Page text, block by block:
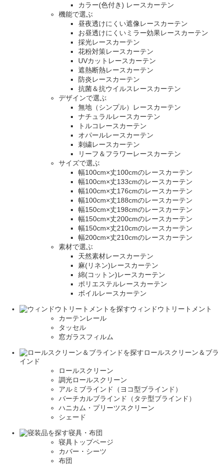
カラー(色付き) レースカーテン
機能で選ぶ
昼夜透けにくい遮像レースカーテン
お昼透けにくいミラー効果レースカーテン
採光レースカーテン
花粉対策レースカーテン
UVカットレースカーテン
遮熱断熱レースカーテン
防炎レースカーテン
抗菌＆抗ウイルスレースカーテン
デザインで選ぶ
無地（シンプル）レースカーテン
ナチュラルレースカーテン
トルコレースカーテン
オパールレースカーテン
刺繍レースカーテン
リーフ＆フラワーレースカーテン
サイズで選ぶ
幅100cm×丈100cmのレースカーテン
幅100cm×丈133cmのレースカーテン
幅100cm×丈176cmのレースカーテン
幅100cm×丈188cmのレースカーテン
幅150cm×丈198cmのレースカーテン
幅150cm×丈200cmのレースカーテン
幅150cm×丈210cmのレースカーテン
幅200cm×丈210cmのレースカーテン
素材で選ぶ
天然素材レースカーテン
麻(リネン)レースカーテン
綿(コットン)レースカーテン
ポリエステルレースカーテン
ボイルレースカーテン
ウィンドウトリートメント
カーテンレール
タッセル
窓ガラスフィルム
ロールスクリーン＆ブラ
インド
ロールスクリーン
調光ロールスクリーン
アルミブラインド（ヨコ型ブラインド）
バーチカルブラインド（タテ型ブラインド）
ハニカム・プリーツスクリーン
シェード
寝具・布団
寝具トップページ
カバー・シーツ
布団